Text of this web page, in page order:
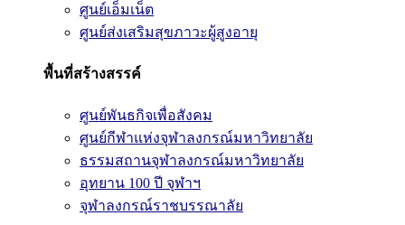
ศูนย์เอ็มเน็ต
ศูนย์ส่งเสริมสุขภาวะผู้สูงอายุ
พื้นที่สร้างสรรค์
ศูนย์พันธกิจเพื่อสังคม
ศูนย์กีฬาแห่งจุฬาลงกรณ์มหาวิทยาลัย
ธรรมสถานจุฬาลงกรณ์มหาวิทยาลัย
อุทยาน 100 ปี จุฬาฯ
จุฬาลงกรณ์ราชบรรณาลัย